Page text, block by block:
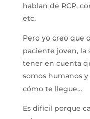
hablan de RCP,
etc.
Pero yo creo que
paciente joven,
tener en cuenta
somos humanos
cómo te llegue…
Es difícil porque